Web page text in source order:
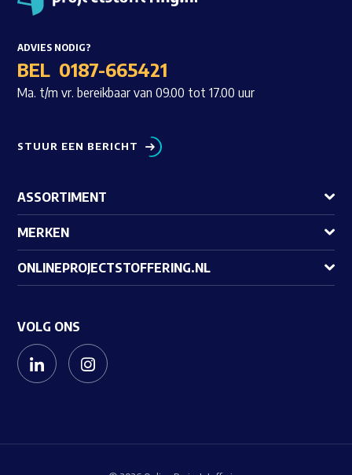
ADVIES NODIG?
BEL 0187-665421
Ma. t/m vr. bereikbaar van 09.00 tot 17.00 uur
STUUR EEN BERICHT
ASSORTIMENT
MERKEN
ONLINEPROJECTSTOFFERING.NL
VOLG ONS